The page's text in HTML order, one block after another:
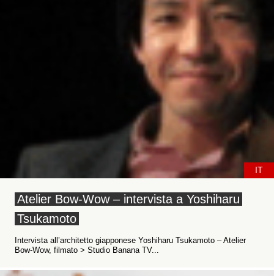
IT
Atelier Bow-Wow – intervista a Yoshiharu
Tsukamoto
Intervista all’architetto giapponese Yoshiharu Tsukamoto – Atelier
Bow-Wow, filmato > Studio Banana TV...